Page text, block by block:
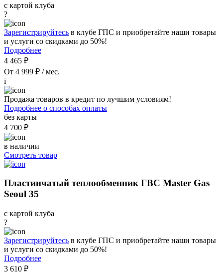
с картой клуба
?
Зарегистрируйтесь в клубе ГПС и приобретайте наши товары
и услуги со скидками до 50%!
Подробнее
4 465 ₽
От 4 999 ₽ / мес.
i
Продажа товаров в кредит по лучшим условиям!
Подробнее о способах оплаты
без карты
4 700 ₽
в наличии
Смотреть товар
Пластинчатый теплообменник ГВС Master Gas
Seoul 35
с картой клуба
?
Зарегистрируйтесь в клубе ГПС и приобретайте наши товары
и услуги со скидками до 50%!
Подробнее
3 610 ₽